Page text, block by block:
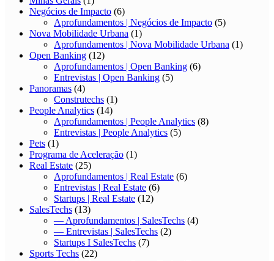
Negócios de Impacto (6)
Aprofundamentos | Negócios de Impacto (5)
Nova Mobilidade Urbana (1)
Aprofundamentos | Nova Mobilidade Urbana (1)
Open Banking (12)
Aprofundamentos | Open Banking (6)
Entrevistas | Open Banking (5)
Panoramas (4)
Construtechs (1)
People Analytics (14)
Aprofundamentos | People Analytics (8)
Entrevistas | People Analytics (5)
Pets (1)
Programa de Aceleração (1)
Real Estate (25)
Aprofundamentos | Real Estate (6)
Entrevistas | Real Estate (6)
Startups | Real Estate (12)
SalesTechs (13)
— Aprofundamentos | SalesTechs (4)
— Entrevistas | SalesTechs (2)
Startups I SalesTechs (7)
Sports Techs (22)